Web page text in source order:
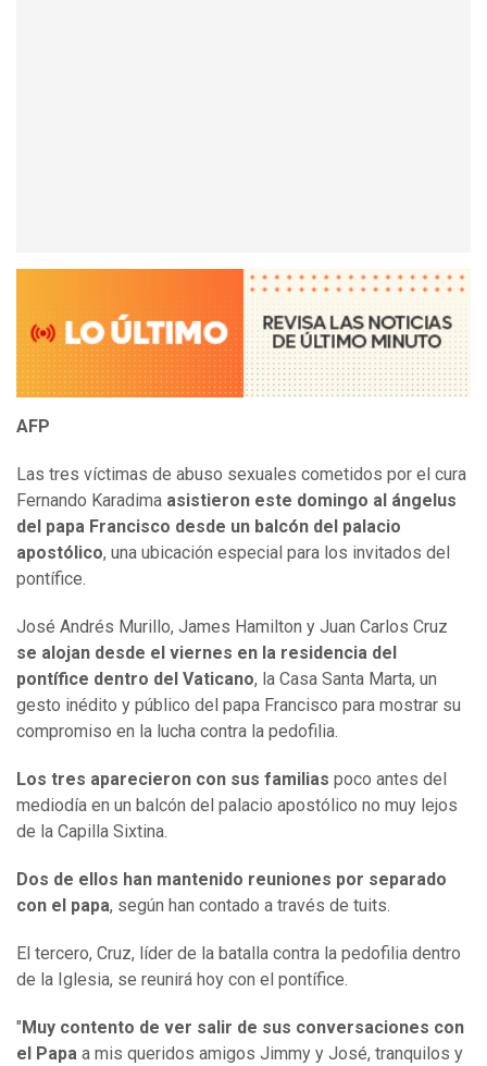
AFP
Las tres víctimas de abuso sexuales cometidos por el cura
Fernando Karadima asistieron este domingo al ángelus
del papa Francisco desde un balcón del palacio
apostólico, una ubicación especial para los invitados del
pontífice.
José Andrés Murillo, James Hamilton y Juan Carlos Cruz
se alojan desde el viernes en la residencia del
pontífice dentro del Vaticano, la Casa Santa Marta, un
gesto inédito y público del papa Francisco para mostrar su
compromiso en la lucha contra la pedofilia.
Los tres aparecieron con sus familias poco antes del
mediodía en un balcón del palacio apostólico no muy lejos
de la Capilla Sixtina.
Dos de ellos han mantenido reuniones por separado
con el papa, según han contado a través de tuits.
El tercero, Cruz, líder de la batalla contra la pedofilia dentro
de la Iglesia, se reunirá hoy con el pontífice.
" Muy contento de ver salir de sus conversaciones con
el Papa a mis queridos amigos Jimmy y José, tranquilos y